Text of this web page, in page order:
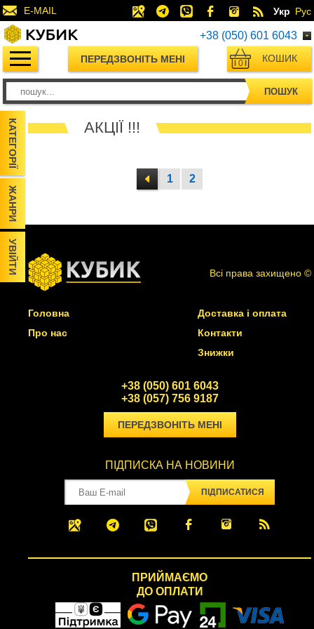
E-MAIL Укр Рус
+38 (050) 601 6043
ПЕРЕДЗВОНІТЬ МЕНІ КОШИК
0
ПОШУК
КАТЕГОРІЇ
ЖАНРИ
УВІЙТИ
АКЦІЇ !!!
1 2
Всі права захищено ©
Головна
Про нас
Доставка і оплата
Контакти
Знижки
+38 (050) 601 6043
+38 (057) 756 9187
ПЕРЕДЗВОНІТЬ МЕНІ
ПІДПИСКА НА НОВИНИ
ПІДПИСАТИСЯ
ПРИЙМАЄМО
ДО ОПЛАТИ